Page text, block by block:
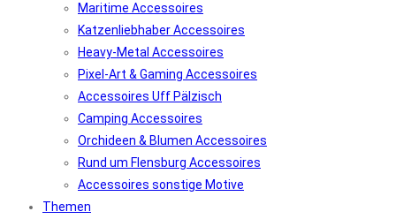
Maritime Accessoires
Katzenliebhaber Accessoires
Heavy-Metal Accessoires
Pixel-Art & Gaming Accessoires
Accessoires Uff Pälzisch
Camping Accessoires
Orchideen & Blumen Accessoires
Rund um Flensburg Accessoires
Accessoires sonstige Motive
Themen